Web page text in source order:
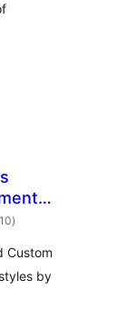
toplam
puan
)
Custom
by